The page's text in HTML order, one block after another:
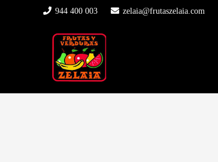
944 400 003 zelaia@frutaszelaia.com